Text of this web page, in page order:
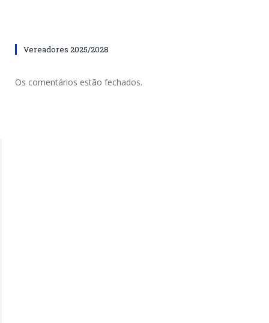
Vereadores 2025/2028
Os comentários estão fechados.